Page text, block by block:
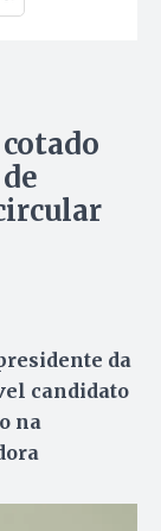
da
candidato
na